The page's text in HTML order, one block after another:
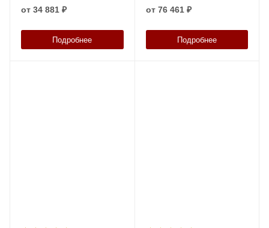
от 34 881 ₽
Подробнее
от 76 461 ₽
Подробнее